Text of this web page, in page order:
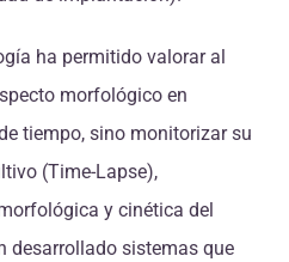
ha permitido valorar al
morfológico en
tiempo, sino monitorizar su
(Time-Lapse),
y cinética del
desarrollado sistemas que